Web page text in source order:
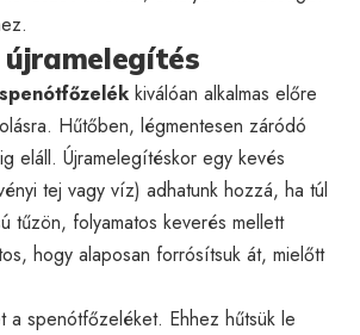
kiválóan alkalmas előre
Hűtőben, légmentesen záródó
eláll. Újramelegítéskor egy kevés
tej vagy víz) adhatunk hozzá, ha túl
tűzön, folyamatos keverés mellett
hogy alaposan forrósítsuk át, mielőtt
a spenótfőzeléket. Ehhez hűtsük le